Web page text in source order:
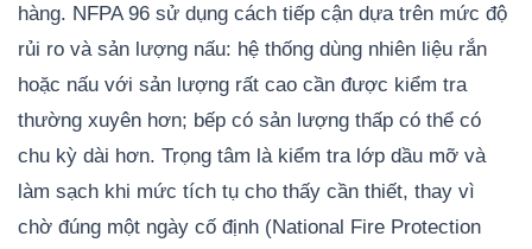
hàng. NFPA 96 sử dụng cách tiếp cận dựa trên mức độ
rủi ro và sản lượng nấu: hệ thống dùng nhiên liệu rắn
hoặc nấu với sản lượng rất cao cần được kiểm tra
thường xuyên hơn; bếp có sản lượng thấp có thể có
chu kỳ dài hơn. Trọng tâm là kiểm tra lớp dầu mỡ và
làm sạch khi mức tích tụ cho thấy cần thiết, thay vì
chờ đúng một ngày cố định (National Fire Protection